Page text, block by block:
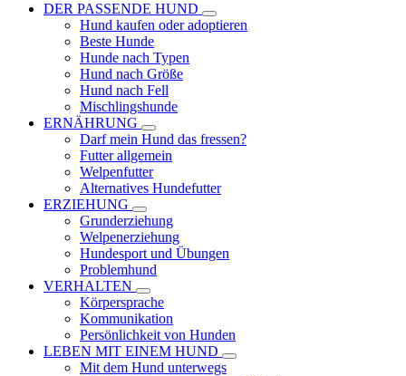
DER PASSENDE HUND
Hund kaufen oder adoptieren
Beste Hunde
Hunde nach Typen
Hund nach Größe
Hund nach Fell
Mischlingshunde
ERNÄHRUNG
Darf mein Hund das fressen?
Futter allgemein
Welpenfutter
Alternatives Hundefutter
ERZIEHUNG
Grunderziehung
Welpenerziehung
Hundesport und Übungen
Problemhund
VERHALTEN
Körpersprache
Kommunikation
Persönlichkeit von Hunden
LEBEN MIT EINEM HUND
Mit dem Hund unterwegs